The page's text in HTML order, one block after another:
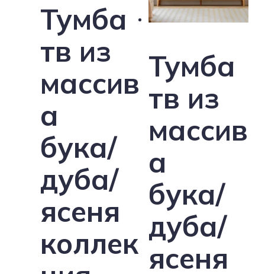
Тумба
тв из
массив
а
бука/
дуба/
ясеня
коллек
Тумба
тв из
массив
а
бука/
дуба/
ясеня